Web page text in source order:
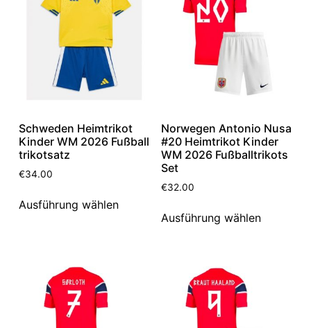
Schweden Heimtrikot
Kinder WM 2026 Fußball
trikotsatz
€34.00
Ausführung wählen
Norwegen Antonio Nusa
#20 Heimtrikot Kinder
WM 2026 Fußballtrikots
Set
€32.00
Ausführung wählen